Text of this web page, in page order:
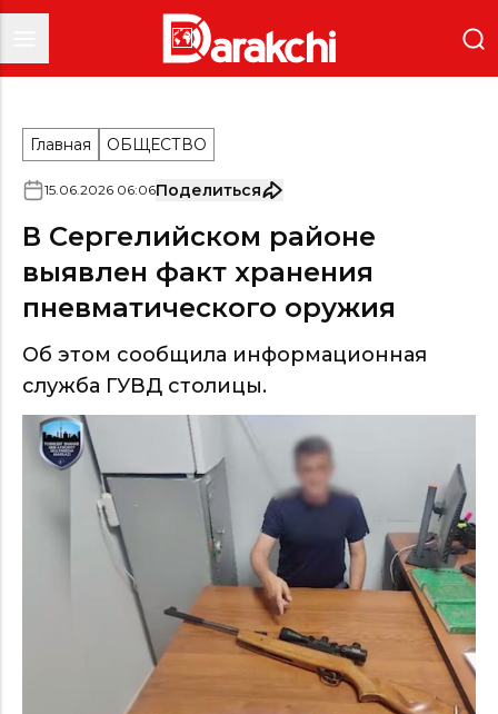
Главная ОБЩЕСТВО
15.06.2026 06:06Поделиться
В Сергелийском районе
выявлен факт хранения
пневматического оружия
Об этом сообщила информационная
служба ГУВД столицы.